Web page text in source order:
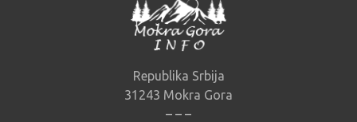
Republika Srbija
31243 Mokra Gora
– – –